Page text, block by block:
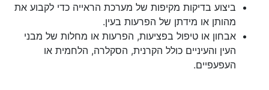
ביצוע בדיקות מקיפות של מערכת הראייה כדי לקבוע את
מהותן או מידתן של הפרעות בעין.
אבחון או טיפול בפציעות, הפרעות או מחלות של מבני
העין והעיניים כולל הקרנית, הסקלרה, הלחמית או
העפעפיים.